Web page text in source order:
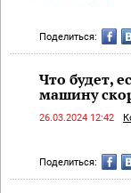
Поделиться:
Что будет,
машину
26.03.2024 12:42
Поделиться: